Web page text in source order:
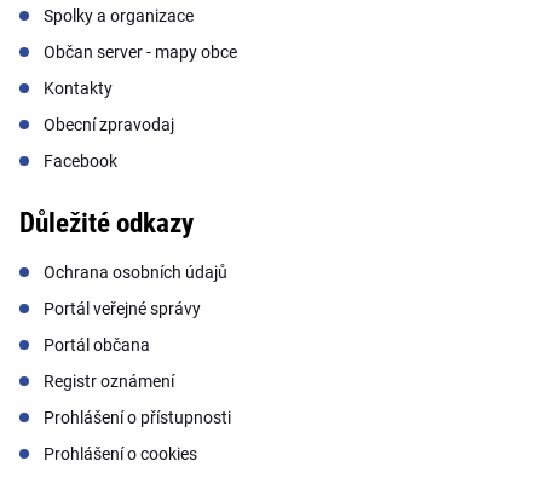
Spolky a organizace
Občan server - mapy obce
Kontakty
Obecní zpravodaj
Facebook
Důležité odkazy
Ochrana osobních údajů
Portál veřejné správy
Portál občana
Registr oznámení
Prohlášení o přístupnosti
Prohlášení o cookies